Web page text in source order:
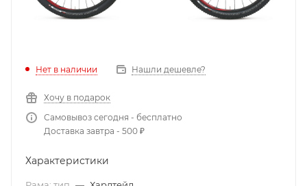
Нет в наличии Нашли дешевле?
Хочу в подарок
Самовывоз сегодня - бесплатно
Доставка завтра - 500 ₽
Характеристики